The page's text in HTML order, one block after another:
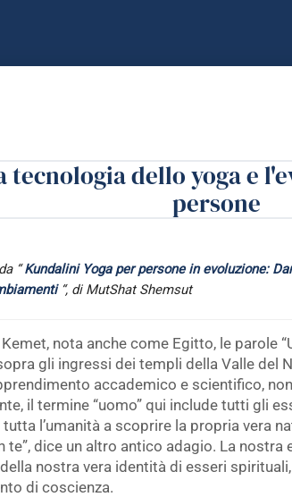
tecnologia dello yoga e
persone
“ Kundalini Yoga per persone in evoluzione:
“, di MutShat Shemsut
Kemet, nota anche come Egitto, le parole
gli ingressi dei templi della Valle del
accademico e scientifico,
il termine “uomo” qui include tutti gli
l’umanità a scoprire la propria vera
te”, dice un altro antico adagio. La
nostra vera identità di esseri
di coscienza.